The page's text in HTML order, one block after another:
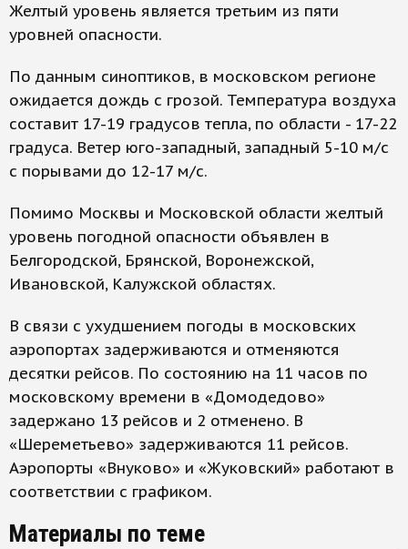
Желтый уровень является третьим из пяти
уровней опасности.
По данным синоптиков, в московском регионе
ожидается дождь с грозой. Температура воздуха
составит 17-19 градусов тепла, по области - 17-22
градуса. Ветер юго-западный, западный 5-10 м/с
с порывами до 12-17 м/с.
Помимо Москвы и Московской области желтый
уровень погодной опасности объявлен в
Белгородской, Брянской, Воронежской,
Ивановской, Калужской областях.
В связи с ухудшением погоды в московских
аэропортах задерживаются и отменяются
десятки рейсов. По состоянию на 11 часов по
московскому времени в «Домодедово»
задержано 13 рейсов и 2 отменено. В
«Шереметьево» задерживаются 11 рейсов.
Аэропорты «Внуково» и «Жуковский» работают в
соответствии с графиком.
Материалы по теме